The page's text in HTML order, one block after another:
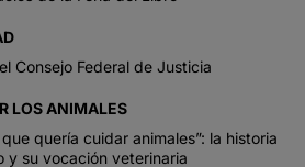
Consejo Federal de Justicia
LOS ANIMALES
quería cuidar animales”: la historia
y su vocación veterinaria